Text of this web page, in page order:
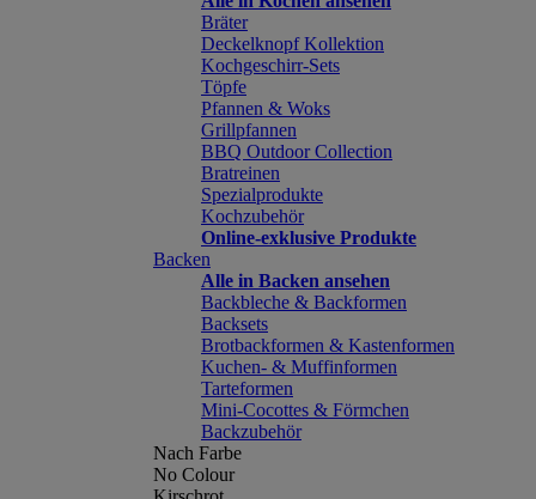
Bräter
Deckelknopf Kollektion
Kochgeschirr-Sets
Töpfe
Pfannen & Woks
Grillpfannen
BBQ Outdoor Collection
Bratreinen
Spezialprodukte
Kochzubehör
Online-exklusive Produkte
Backen
Alle in Backen ansehen
Backbleche & Backformen
Backsets
Brotbackformen & Kastenformen
Kuchen- & Muffinformen
Tarteformen
Mini-Cocottes & Förmchen
Backzubehör
Nach Farbe
No Colour